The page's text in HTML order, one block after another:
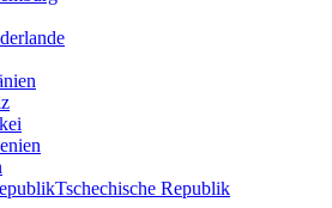
Tschechische Republik